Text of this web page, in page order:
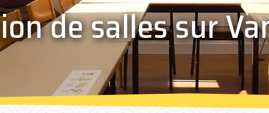
de salles sur